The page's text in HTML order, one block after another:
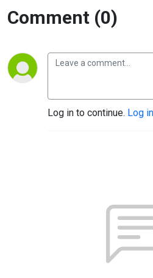
Comment (0)
Log in to continue. Log in